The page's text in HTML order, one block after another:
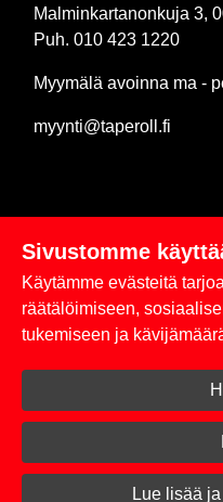
Malminkartanonkuja 3,
Puh. 010 423 1220
Myymälä avoinna ma -
myynti@taperoll.fi
Linkit
Toimitus-
©
Sivustomme
Käytämme evästeitä
räätälöimiseen,
tukemiseen ja
Lue lisää